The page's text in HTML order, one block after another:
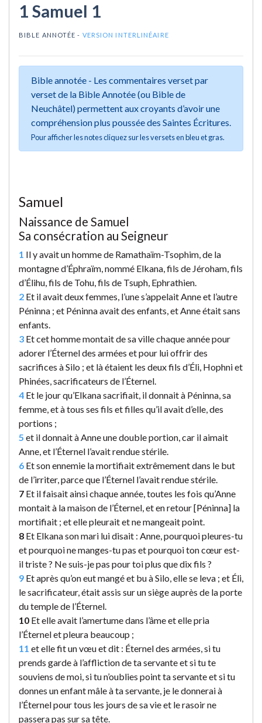
1 Samuel 1
BIBLE ANNOTÉE - VERSION INTERLINÉAIRE
Bible annotée - Les commentaires verset par
verset de la Bible Annotée (ou Bible de
Neuchâtel) permettent aux croyants d’avoir une
compréhension plus poussée des Saintes Écritures.
Pour afficher les notes cliquez sur les versets en bleu et gras.
Samuel
Naissance de Samuel
Sa consécration au Seigneur
1 Il y avait un homme de Ramathaïm-Tsophim, de la
montagne d’Éphraïm, nommé Elkana, fils de Jéroham, fils
d’Élihu, fils de Tohu, fils de Tsuph, Ephrathien.
2 Et il avait deux femmes, l’une s’appelait Anne et l’autre
Péninna ; et Péninna avait des enfants, et Anne était sans
enfants.
3 Et cet homme montait de sa ville chaque année pour
adorer l’Éternel des armées et pour lui offrir des
sacrifices à Silo ; et là étaient les deux fils d’Éli, Hophni et
Phinées, sacrificateurs de l’Éternel.
4 Et le jour qu’Elkana sacrifiait, il donnait à Péninna, sa
femme, et à tous ses fils et filles qu’il avait d’elle, des
portions ;
5 et il donnait à Anne une double portion, car il aimait
Anne, et l’Éternel l’avait rendue stérile.
6 Et son ennemie la mortifiait extrêmement dans le but
de l’irriter, parce que l’Éternel l’avait rendue stérile.
7 Et il faisait ainsi chaque année, toutes les fois qu’Anne
montait à la maison de l’Éternel, et en retour [Péninna] la
mortifiait ; et elle pleurait et ne mangeait point.
8 Et Elkana son mari lui disait : Anne, pourquoi pleures-tu
et pourquoi ne manges-tu pas et pourquoi ton cœur est-
il triste ? Ne suis-je pas pour toi plus que dix fils ?
9 Et après qu’on eut mangé et bu à Silo, elle se leva ; et Éli,
le sacrificateur, était assis sur un siège auprès de la porte
du temple de l’Éternel.
10 Et elle avait l’amertume dans l’âme et elle pria
l’Éternel et pleura beaucoup ;
11 et elle fit un vœu et dit : Éternel des armées, si tu
prends garde à l’affliction de ta servante et si tu te
souviens de moi, si tu n’oublies point ta servante et si tu
donnes un enfant mâle à ta servante, je le donnerai à
l’Éternel pour tous les jours de sa vie et le rasoir ne
passera pas sur sa tête.